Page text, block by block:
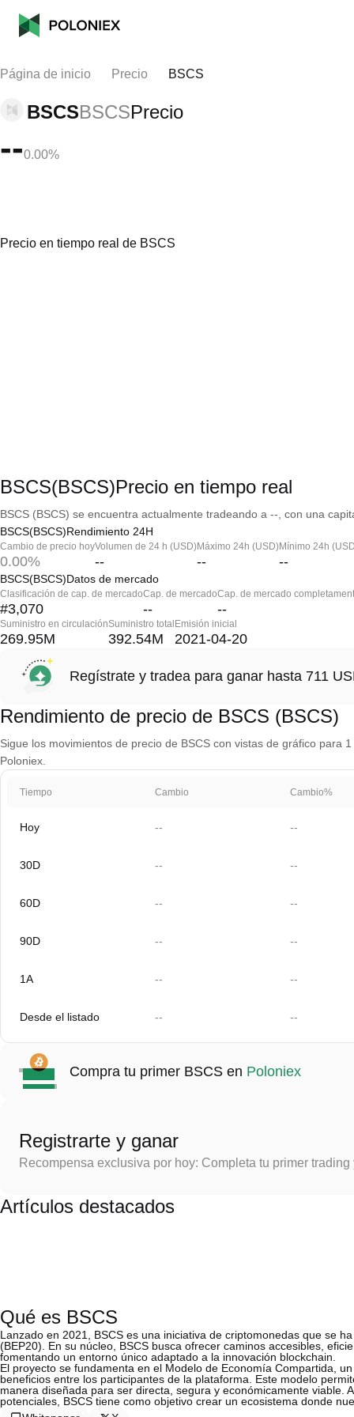
Página de inicio Precio BSCS
BSCSBSCSPrecio
--0.00%
Precio en tiempo real de BSCS
BSCS(BSCS)Precio en tiempo real
BSCS (BSCS) se encuentra actualmente tradeando a --, con una
BSCS(BSCS)Rendimiento 24H
Cambio de precio hoy
0.00%
Volumen de 24 h (USD)
--
Máximo 24h (USD)
--
Mínimo 24h
--
BSCS(BSCS)Datos de mercado
Clasificación de cap. de mercado
#3,070
Cap. de mercado
--
Cap. de mercado
--
Suministro en circulación
269.95M
Suministro total
392.54M
Emisión inicial
2021-04-20
Regístrate y tradea para ganar hasta 711
Rendimiento de precio de BSCS (BSCS)
Sigue los movimientos de precio de BSCS con vistas de gráfico
Poloniex.
Tiempo Cambio Cambio%
Hoy -- --
30D -- --
60D -- --
90D -- --
1A -- --
Desde el listado -- --
Compra tu primer BSCS en Poloniex
Registrarte y ganar
Recompensa exclusiva por hoy: Completa tu primer
Artículos destacados
Qué es BSCS
Lanzado en 2021, BSCS es una iniciativa de criptomonedas que se
(BEP20). En su núcleo, BSCS busca ofrecer caminos accesibles,
fomentando un entorno único adaptado a la innovación blockchain.
El proyecto se fundamenta en el Modelo de Economía Compartida,
beneficios entre los participantes de la plataforma. Este modelo
manera diseñada para ser directa, segura y económicamente viable.
potenciales, BSCS tiene como objetivo crear un ecosistema donde